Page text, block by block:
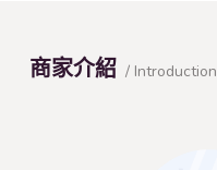
商家介紹 / Introduction